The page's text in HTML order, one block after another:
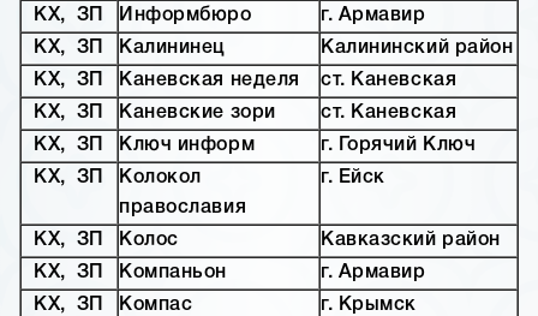
КХ, ЗП
Информбюро
г. Армавир
КХ, ЗП
Калининец
Калининский район
КХ, ЗП
Каневская неделя
ст. Каневская
КХ, ЗП
Каневские зори
ст. Каневская
КХ, ЗП
Ключ информ
г. Горячий Ключ
КХ, ЗП
Колокол
православия
г. Ейск
КХ, ЗП Колос
Кавказский район
КХ, ЗП
Компаньон
г. Армавир
КХ, ЗП
Компас
г. Крымск